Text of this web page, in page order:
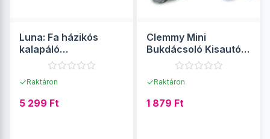
Luna: Fa házikós
kalapáló
készségfejlesztő
✓Raktáron
5 299 Ft
Clemmy Mini
Bukdácsoló Kisautó
többféle változatban
1db - Clementoni
✓Raktáron
1 879 Ft